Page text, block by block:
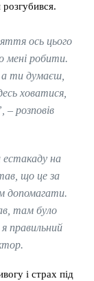
ось цього
мені робити.
ти думаєш,
ховатися,
розповів
естакаду на
що це за
допомагати.
там було
правильний
і страх під